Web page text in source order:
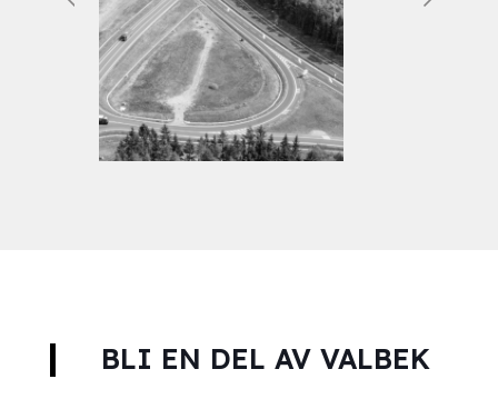
BLI EN DEL AV VALBEK